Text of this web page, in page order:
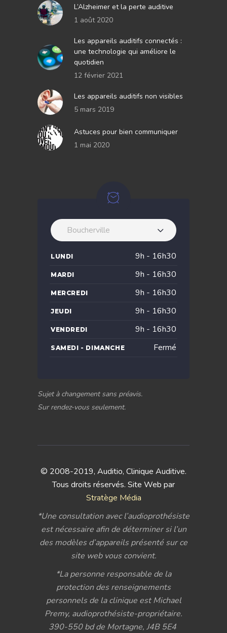
L’Alzheimer et la perte auditive
1 août 2020
Les appareils auditifs connectés :
une technologie qui améliore le
quotidien
12 février 2021
Les appareils auditifs non visibles
5 mars 2019
Astuces pour bien communiquer
1 mai 2020
Boucherville
LUNDI 9h - 16h30
MARDI 9h - 16h30
MERCREDI 9h - 16h30
JEUDI 9h - 16h30
VENDREDI 9h - 16h30
SAMEDI - DIMANCHE Fermé
Sujet à changement sans préavis.
Sur rendez-vous seulement.
© 2008-2019, Auditio, Clinique Auditive.
Tous droits réservés. Site Web par
Stratège Média
*Une consultation avec l’audioprothésiste
est nécessaire afin de déterminer si l’un
des modèles d’appareils présenté sur ce
site web vous convient.
*La personne responsable de la
protection des renseignements
personnels de la clinique est Michael
Premy, audioprothésiste-propriétaire.
390-550 bd de Mortagne, J4B 5E4